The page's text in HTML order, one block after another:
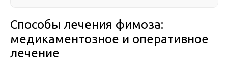
Способы лечения фимоза:
медикаментозное и оперативное
лечение